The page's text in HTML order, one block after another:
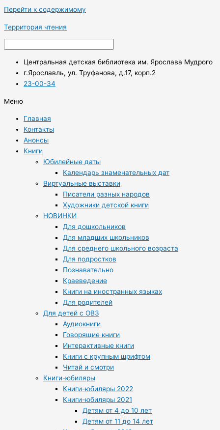
Перейти к содержимому
Территория чтения
Центральная детская библиотека им. Ярослава Мудрого
г.Ярославль, ул. Труфанова, д.17, корп.2
23-00-34
Меню
Главная
Контакты
Анонсы
Книги
Юбилейные даты
Календарь знаменательных дат
Виртуальные выставки
Писатели разных народов
Художники детской книги
НОВИНКИ
Для дошкольников
Для младших школьников
Для среднего школьного возраста
Для подростков
Познавательно
Краеведение
Книги на иностранных языках
Для родителей
Для детей с ОВЗ
Аудиокниги
Говорящие книги
Интерактивные книги
Книги с крупным шрифтом
Читай и смотри
Книги-юбиляры
Книги-юбиляры 2022
Книги-юбиляры 2021
Детям от 4 до 10 лет
Детям от 11 до 14 лет